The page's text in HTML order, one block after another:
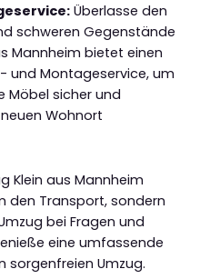
Überlasse den
schweren Gegenstände
Mannheim bietet einen
und Montageservice, um
Möbel sicher und
Wohnort
Klein aus Mannheim
den Transport, sondern
bei Fragen und
eine umfassende
sorgenfreien Umzug.